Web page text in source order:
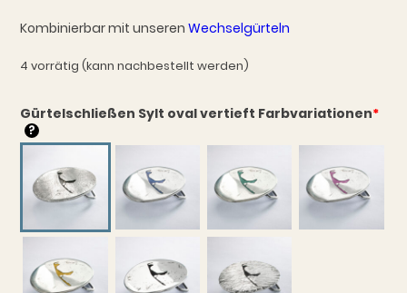
Kombinierbar mit unserenWechselgürteln
4 vorrätig (kann nachbestellt werden)
Gürtelschließen Sylt oval vertieft Farbvariationen*
?